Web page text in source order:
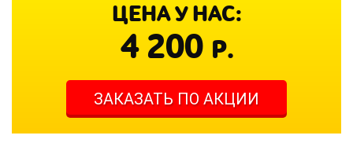
ЦЕНА У НАС:
4 200 Р.
ЗАКАЗАТЬ ПО АКЦИИ